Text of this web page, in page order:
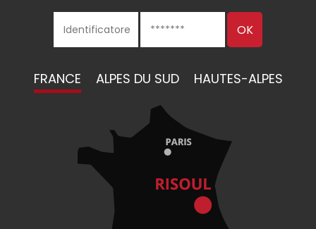
FRANCE ALPES DU SUD HAUTES-ALPES